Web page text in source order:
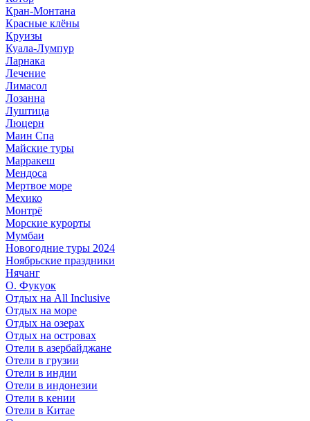
Кран-Монтана
Красные клёны
Круизы
Куала-Лумпур
Ларнака
Лечение
Лимасол
Лозанна
Луштица
Люцерн
Маин Спа
Майские туры
Марракеш
Мендоса
Мертвое море
Мехико
Монтрё
Морские курорты
Мумбаи
Новогодние туры 2024
Ноябрьские праздники
Нячанг
О. Фукуок
Отдых на All Inclusive
Отдых на море
Отдых на озерах
Отдых на островах
Отели в азербайджане
Отели в грузии
Отели в индии
Отели в индонезии
Отели в кении
Отели в Китае